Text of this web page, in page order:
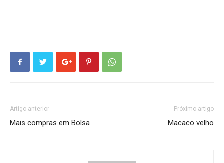
Artigo anterior
Mais compras em Bolsa
Próximo artigo
Macaco velho